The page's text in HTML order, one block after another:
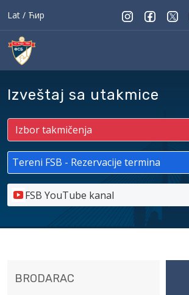
Lat / Ћир
Izveštaj sa utakmice
Tereni FSB - Rezervacije termina
FSB YouTube kanal
BRODARAC